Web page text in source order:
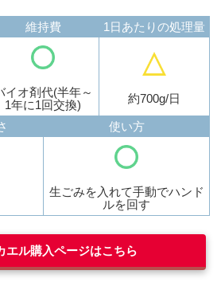
維持費
イオ剤代(半年～
1年に1回交換)
1日あたりの処理量
約700g/日
使い方
生ごみを入れて手動でハンド
ルを回す
エル購入ページはこちら